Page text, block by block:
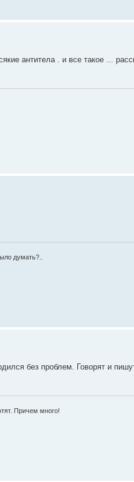
антитела . и все такое ...
думать?..
без проблем. Говорят и
Причем много!